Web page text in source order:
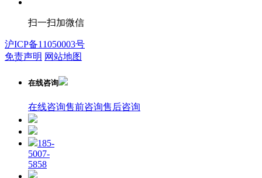
扫一扫加微信
沪ICP备11050003号
免责声明 网站地图
在线咨询
在线咨询售前咨询售后咨询
185-
5007-
5858